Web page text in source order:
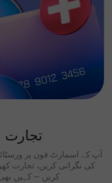
تجارت
آپ کے اسمارٹ فون پر
کی نگرانی کریں، تجارت
کریں — کہیں